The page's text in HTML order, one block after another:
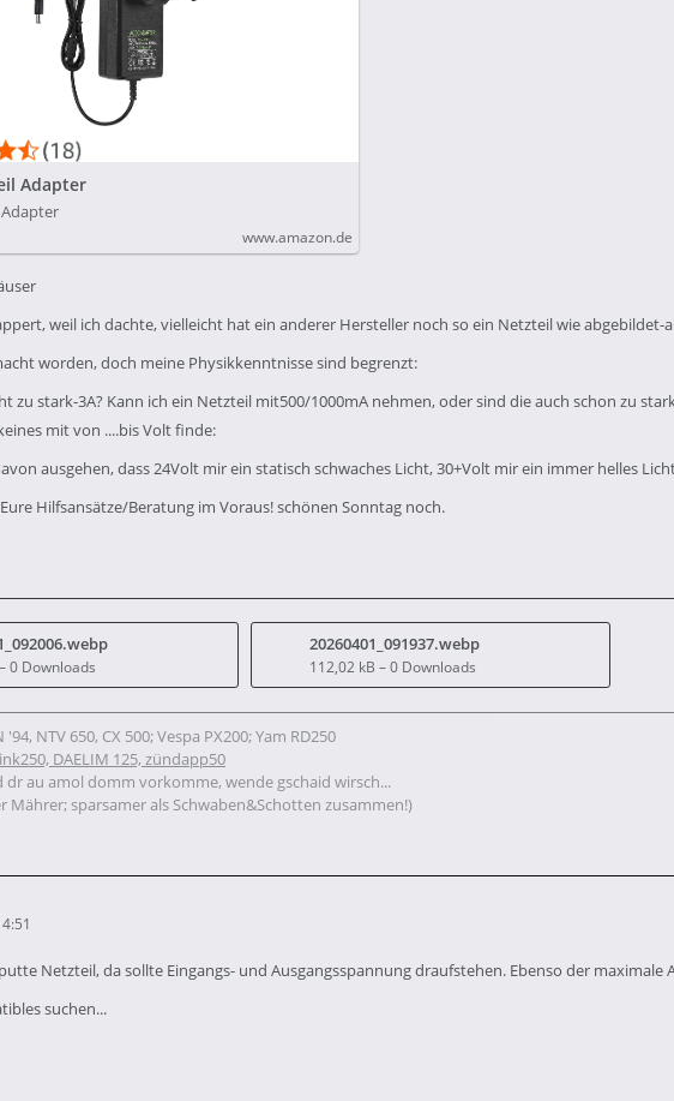
Adapter
www.amazon.de
weil ich dachte, vielleicht hat ein anderer Hersteller noch so ein Netzteil wie abgebildet-
worden, doch meine Physikkenntnisse sind begrenzt:
zu stark-3A? Kann ich ein Netzteil mit500/1000mA nehmen, oder sind die auch schon zu
mit von ....bis Volt finde:
ausgehen, dass 24Volt mir ein statisch schwaches Licht, 30+Volt mir ein immer helles
Hilfsansätze/Beratung im Voraus! schönen Sonntag noch.
0 Downloads
20260401_091937.webp
112,02 kB – 0 Downloads
'94, NTV 650, CX 500; Vespa PX200; Yam RD250
DAELIM 125, zündapp50
dr au amol domm vorkomme, wende gschaid wirsch...
Mährer; sparsamer als Schwaben&Schotten zusammen!)
Netzteil, da sollte Eingangs- und Ausgangsspannung draufstehen. Ebenso der maximale
suchen...